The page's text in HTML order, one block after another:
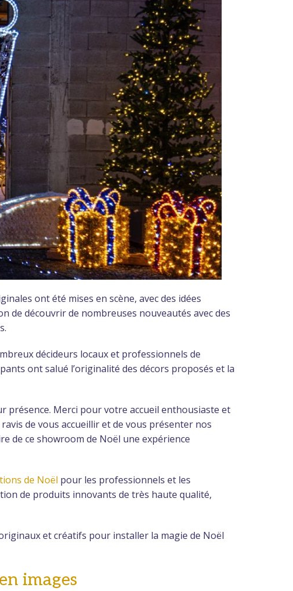
ont été mises en scène, avec des idées
de découvrir de nombreuses nouveautés avec des
décideurs locaux et professionnels de
ont salué l’originalité des décors proposés et la
présence. Merci pour votre accueil enthousiaste et
de vous accueillir et de vous présenter nos
de ce showroom de Noël une expérience
de Noëlpour les professionnels et les
de produits innovants de très haute qualité,
et créatifs pour installer la magie de Noël
images